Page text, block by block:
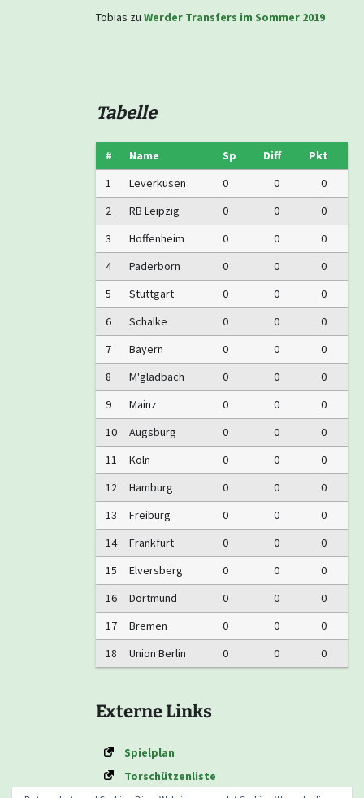
Tobias zu Werder Transfers im Sommer 2019
Tabelle
# Name Sp Diff
Pkt
1
Leverkusen 0 0
0
2
RB Leipzig 0 0
0
3
Hoffenheim 0 0
0
4
Paderborn 0 0
0
5
Stuttgart 0 0
0
6
Schalke 0 0
0
7
Bayern 0 0
0
8
M'gladbach 0 0
0
9
Mainz 0 0
0
10
Augsburg 0 0
0
11
Köln 0 0
0
12
Hamburg 0 0
0
13
Freiburg 0 0
0
14
Frankfurt 0 0
0
15
Elversberg 0 0
0
16
Dortmund 0 0
0
17
Bremen 0 0
0
18
Union Berlin 0 0 0
Externe Links
Spielplan
Torschützenliste